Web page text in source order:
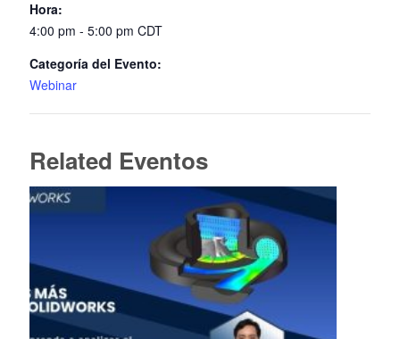
Hora:
4:00 pm - 5:00 pm CDT
Categoría del Evento:
Webinar
Related Eventos